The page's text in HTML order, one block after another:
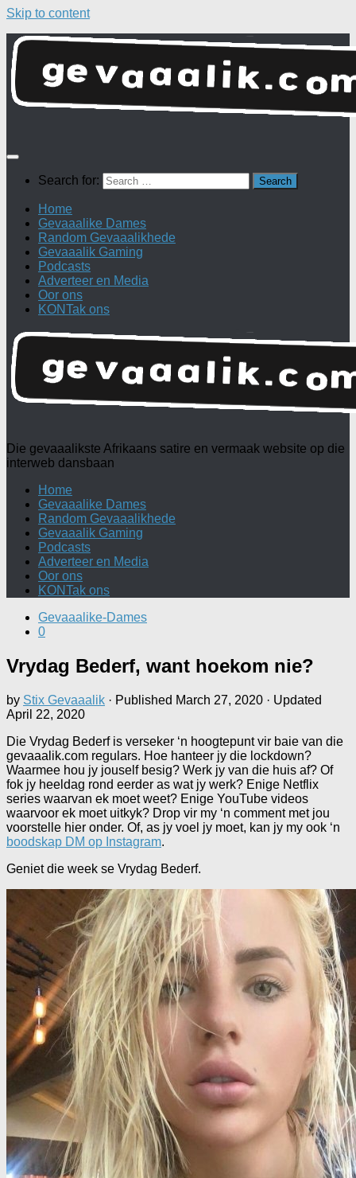
Skip to content
Search for:
Home
Gevaaalike Dames
Random Gevaaalikhede
Gevaaalik Gaming
Podcasts
Adverteer en Media
Oor ons
KONTak ons
Die gevaaalikste Afrikaans satire en vermaak website op die
interweb dansbaan
Home
Gevaaalike Dames
Random Gevaaalikhede
Gevaaalik Gaming
Podcasts
Adverteer en Media
Oor ons
KONTak ons
Gevaaalike-Dames
0
Vrydag Bederf, want hoekom nie?
by Stix Gevaaalik · Published March 27, 2020 · Updated
April 22, 2020
Die Vrydag Bederf is verseker ‘n hoogtepunt vir baie van die
gevaaalik.com regulars. Hoe hanteer jy die lockdown?
Waarmee hou jy jouself besig? Werk jy van die huis af? Of
fok jy heeldag rond eerder as wat jy werk? Enige Netflix
series waarvan ek moet weet? Enige YouTube videos
waarvoor ek moet uitkyk? Drop vir my ‘n comment met jou
voorstelle hier onder. Of, as jy voel jy moet, kan jy my ook ‘n
boodskap DM op Instagram.
Geniet die week se Vrydag Bederf.